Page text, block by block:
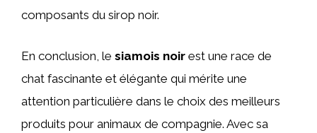
composants du sirop noir.
En conclusion, le siamois noir est une race de
chat fascinante et élégante qui mérite une
attention particulière dans le choix des meilleurs
produits pour animaux de compagnie. Avec sa